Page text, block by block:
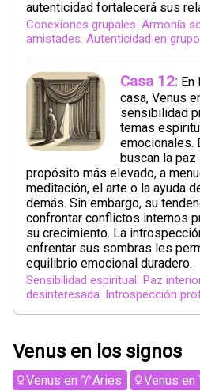
autenticidad fortalecerá sus
Conexiones grupales. Armonía
amistades. Autenticidad en
Casa 12: En
casa, Venus
sensibilidad
temas
emocionales.
buscan la paz
propósito más elevado, a
meditación, el arte o la ayuda
demás. Sin embargo, su
confrontar conflictos internos
su crecimiento. La
enfrentar sus sombras les
equilibrio emocional duradero.
Sensibilidad espiritual. Paz
desinteresada. Introspección
Venus en los signos
Venus en Aries Venus en